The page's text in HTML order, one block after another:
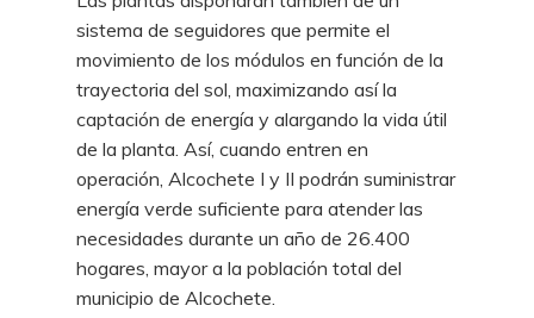
sistema de seguidores que permite el
movimiento de los módulos en función de la
trayectoria del sol, maximizando así la
captación de energía y alargando la vida útil
de la planta. Así, cuando entren en
operación, Alcochete I y II podrán suministrar
energía verde suficiente para atender las
necesidades durante un año de 26.400
hogares, mayor a la población total del
municipio de Alcochete.